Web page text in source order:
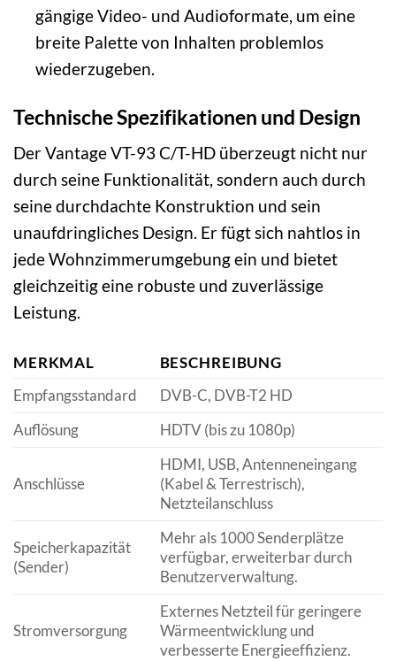
gängige Video- und Audioformate, um eine
breite Palette von Inhalten problemlos
wiederzugeben.
Technische Spezifikationen und Design
Der Vantage VT-93 C/T-HD überzeugt nicht nur
durch seine Funktionalität, sondern auch durch
seine durchdachte Konstruktion und sein
unaufdringliches Design. Er fügt sich nahtlos in
jede Wohnzimmerumgebung ein und bietet
gleichzeitig eine robuste und zuverlässige
Leistung.
MERKMAL
BESCHREIBUNG
Empfangsstandard
DVB-C, DVB-T2 HD
Auflösung
HDTV (bis zu 1080p)
Anschlüsse
HDMI, USB, Antenneneingang
(Kabel & Terrestrisch),
Netzteilanschluss
Speicherkapazität
(Sender)
Mehr als 1000 Senderplätze
verfügbar, erweiterbar durch
Benutzerverwaltung.
Stromversorgung
Externes Netzteil für geringere
Wärmeentwicklung und
verbesserte Energieeffizienz.